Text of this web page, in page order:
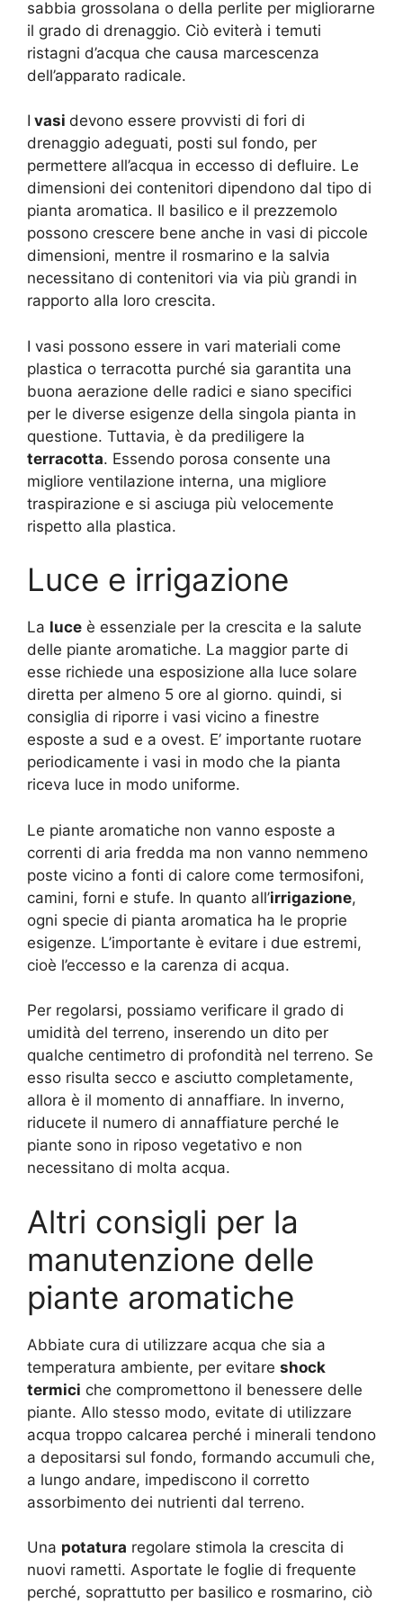
sabbia grossolana o della perlite per migliorarne
il grado di drenaggio. Ciò eviterà i temuti
ristagni d’acqua che causa marcescenza
dell’apparato radicale.
I vasi devono essere provvisti di fori di
drenaggio adeguati, posti sul fondo, per
permettere all’acqua in eccesso di defluire. Le
dimensioni dei contenitori dipendono dal tipo di
pianta aromatica. Il basilico e il prezzemolo
possono crescere bene anche in vasi di piccole
dimensioni, mentre il rosmarino e la salvia
necessitano di contenitori via via più grandi in
rapporto alla loro crescita.
I vasi possono essere in vari materiali come
plastica o terracotta purché sia garantita una
buona aerazione delle radici e siano specifici
per le diverse esigenze della singola pianta in
questione. Tuttavia, è da prediligere la
terracotta. Essendo porosa consente una
migliore ventilazione interna, una migliore
traspirazione e si asciuga più velocemente
rispetto alla plastica.
Luce e irrigazione
La luce è essenziale per la crescita e la salute
delle piante aromatiche. La maggior parte di
esse richiede una esposizione alla luce solare
diretta per almeno 5 ore al giorno. quindi, si
consiglia di riporre i vasi vicino a finestre
esposte a sud e a ovest. E’ importante ruotare
periodicamente i vasi in modo che la pianta
riceva luce in modo uniforme.
Le piante aromatiche non vanno esposte a
correnti di aria fredda ma non vanno nemmeno
poste vicino a fonti di calore come termosifoni,
camini, forni e stufe. In quanto all’irrigazione,
ogni specie di pianta aromatica ha le proprie
esigenze. L’importante è evitare i due estremi,
cioè l’eccesso e la carenza di acqua.
Per regolarsi, possiamo verificare il grado di
umidità del terreno, inserendo un dito per
qualche centimetro di profondità nel terreno. Se
esso risulta secco e asciutto completamente,
allora è il momento di annaffiare. In inverno,
riducete il numero di annaffiature perché le
piante sono in riposo vegetativo e non
necessitano di molta acqua.
Altri consigli per la
manutenzione delle
piante aromatiche
Abbiate cura di utilizzare acqua che sia a
temperatura ambiente, per evitare shock
termici che compromettono il benessere delle
piante. Allo stesso modo, evitate di utilizzare
acqua troppo calcarea perché i minerali tendono
a depositarsi sul fondo, formando accumuli che,
a lungo andare, impediscono il corretto
assorbimento dei nutrienti dal terreno.
Una potatura regolare stimola la crescita di
nuovi rametti. Asportate le foglie di frequente
perché, soprattutto per basilico e rosmarino, ciò